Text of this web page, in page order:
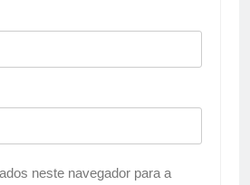
neste navegador para a